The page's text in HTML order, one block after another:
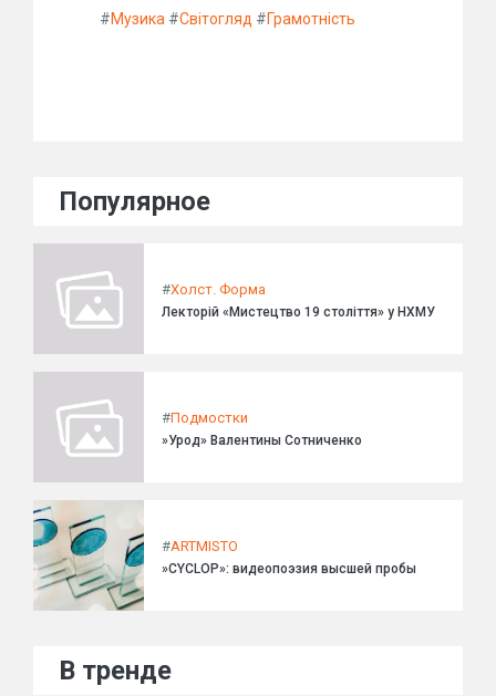
#Музика #Світогляд #Грамотність
Популярное
#Холст. Форма
Лекторій «Мистецтво 19 століття» у НХМУ
#Подмостки
»Урод» Валентины Сотниченко
#ARTMISTO
»CYCLOP»: видеопоэзия высшей пробы
В тренде